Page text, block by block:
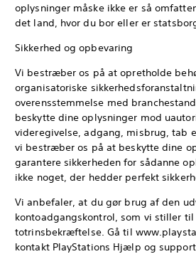
oplysninger måske ikke er så
det land, hvor du bor eller er
Sikkerhed og opbevaring
Vi bestræber os på at opretholde
organisatoriske
overensstemmelse med
beskytte dine oplysninger mod
videregivelse, adgang, misbrug, tab
vi bestræber os på at beskytte dine
garantere sikkerheden for sådanne
ikke noget, der hedder perfekt
Vi anbefaler, at du gør brug af den
kontoadgangskontrol, som vi stiller
totrinsbekræftelse. Gå til
kontakt PlayStations Hjælp og